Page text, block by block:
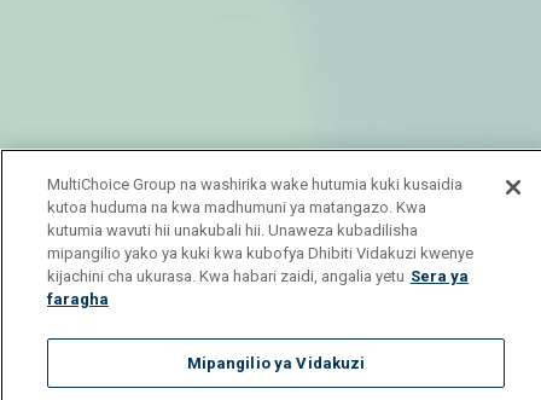
MultiChoice Group na washirika wake hutumia kuki kusaidia
kutoa huduma na kwa madhumuni ya matangazo. Kwa
kutumia wavuti hii unakubali hii. Unaweza kubadilisha
mipangilio yako ya kuki kwa kubofya Dhibiti Vidakuzi kwenye
kijachini cha ukurasa. Kwa habari zaidi, angalia yetu Sera ya
faragha
Mipangilio ya Vidakuzi